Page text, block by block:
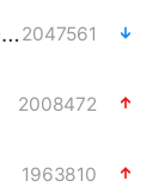
宇树科技王兴兴身家有望超200亿元2047561
2008472
1963810